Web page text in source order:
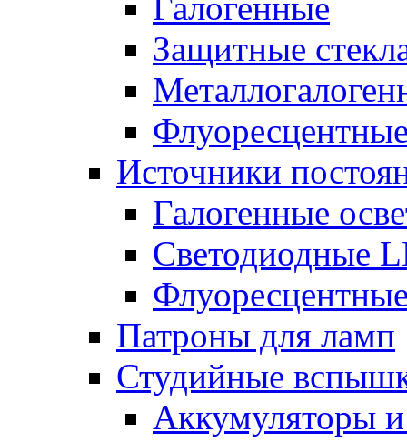
Галогенные
Защитные
Источники
Галогенные
Светодиодные
Патроны для ламп
Студийные
Аккумуляторы